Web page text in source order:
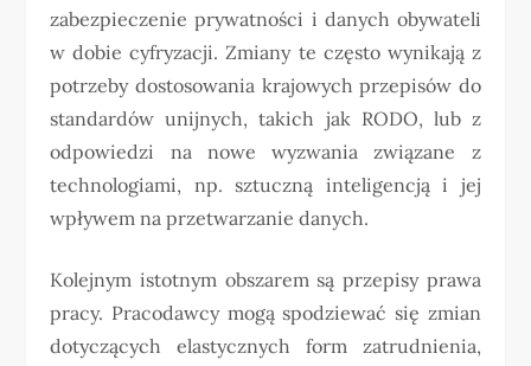
zabezpieczenie prywatności i danych obywateli
w dobie cyfryzacji. Zmiany te często wynikają z
potrzeby dostosowania krajowych przepisów do
standardów unijnych, takich jak RODO, lub z
odpowiedzi na nowe wyzwania związane z
technologiami, np. sztuczną inteligencją i jej
wpływem na przetwarzanie danych.
Kolejnym istotnym obszarem są przepisy prawa
pracy. Pracodawcy mogą spodziewać się zmian
dotyczących elastycznych form zatrudnienia,